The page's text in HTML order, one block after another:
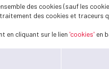
également
de reconstruire un projet
des cookies (sauf les
des cookies et traceurs
en cliquant sur le lien 'cookies' en